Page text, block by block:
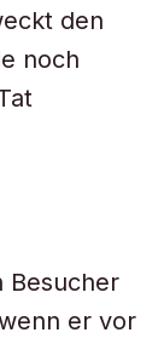
den
noch
Besucher
er vor